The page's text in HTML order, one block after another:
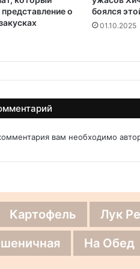
о
боялся
01.10.2025
вам необходимо
Картофель Лук
На Обед